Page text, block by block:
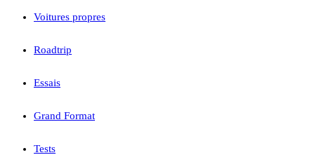
Voitures propres
Roadtrip
Essais
Grand Format
Tests